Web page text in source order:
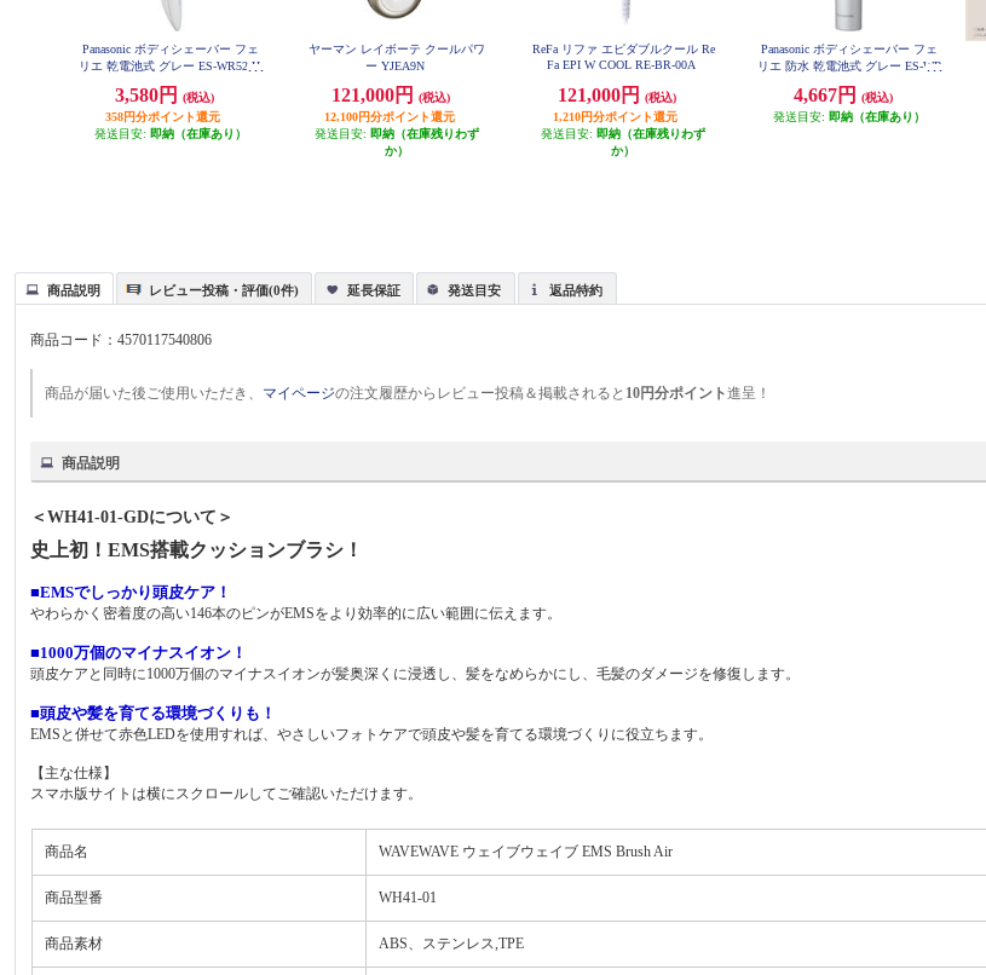
Panasonic ボディシェーバー フェ
リエ 乾電池式 グレー ES-WR52-H
3,580円
(税込)
358円分ポイント還元
発送目安: 即納（在庫あり）
ヤーマン レイボーテ クールパワ
ー YJEA9N
121,000円
(税込)
12,100円分ポイント還元
発送目安: 即納（在庫残りわず
か）
ReFa リファ エピダブルクール Re
Fa EPI W COOL RE-BR-00A
121,000円
(税込)
1,210円分ポイント還元
発送目安: 即納（在庫残りわず
か）
Panasonic ボディシェーバー フェ
リエ 防水 乾電池式 グレー ES-WR
4,667円
(税込)
発送目安: 即納（在庫あり）
商品説明 レビュー投稿・評価(0件) 延長保証 発送目安 返品特約
商品コード：4570117540806
商品が届いた後ご使用いただき、 マイページの注文履歴からレビュー投稿＆掲載されると 10円分ポイント進呈！
商品説明
＜WH41-01-GDについて＞
史上初！EMS搭載クッションブラシ！
■EMSでしっかり頭皮ケア！
やわらかく密着度の高い146本のピンがEMSをより効率的に広い範囲に伝えます。
■1000万個のマイナスイオン！
頭皮ケアと同時に1000万個のマイナスイオンが髪奥深くに浸透し、髪をなめらかにし、毛髪のダメージを修復します。
■頭皮や髪を育てる環境づくりも！
EMSと併せて赤色LEDを使用すれば、やさしいフォトケアで頭皮や髪を育てる環境づくりに役立ちます。
【主な仕様】
スマホ版サイトは横にスクロールしてご確認いただけます。
商品名 WAVEWAVE ウェイブウェイブ EMS Brush Air
商品型番 WH41-01
商品素材 ABS、ステンレス,TPE